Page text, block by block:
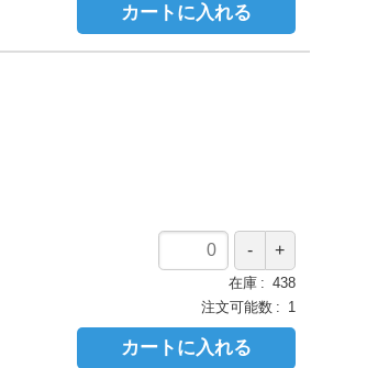
カートに入れる
在庫
438
注文可能数
1
カートに入れる